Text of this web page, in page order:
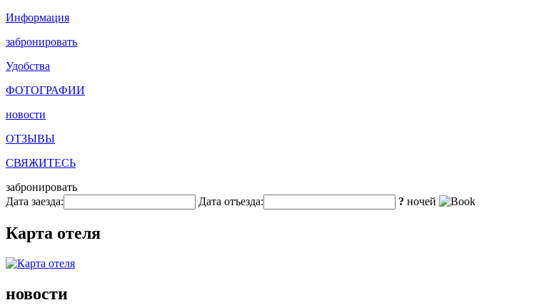
Информация
забронировать
Удобства
ФОТОГРАФИИ
новости
ОТЗЫВЫ
СВЯЖИТЕСЬ
забронировать
Дата заезда:
Дата отъезда: ? ночей
Карта отеля
новости